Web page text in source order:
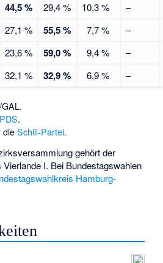
44,5 % 29,4 % 10,3 %
–
27,1 % 55,5 % 7,7 %
–
23,6 % 59,0 % 9,4 %
–
32,1 % 32,9 % 6,9 % –
PDS.
dieSchill-Partei.
gehört der
I. Bei Bundestagswahlen
Hamburg-